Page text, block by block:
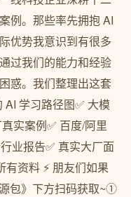
例。那些率先拥抱 AI
优势我意识到有很多
过我们的能力和经验
惑。我们整理出这套
AI 学习路径图✅ 大模
实案例✅ 百度/阿里
业报告✅ 真实大厂面
资料 ⚡️ 朋友们如果
包》下方扫码获取~①